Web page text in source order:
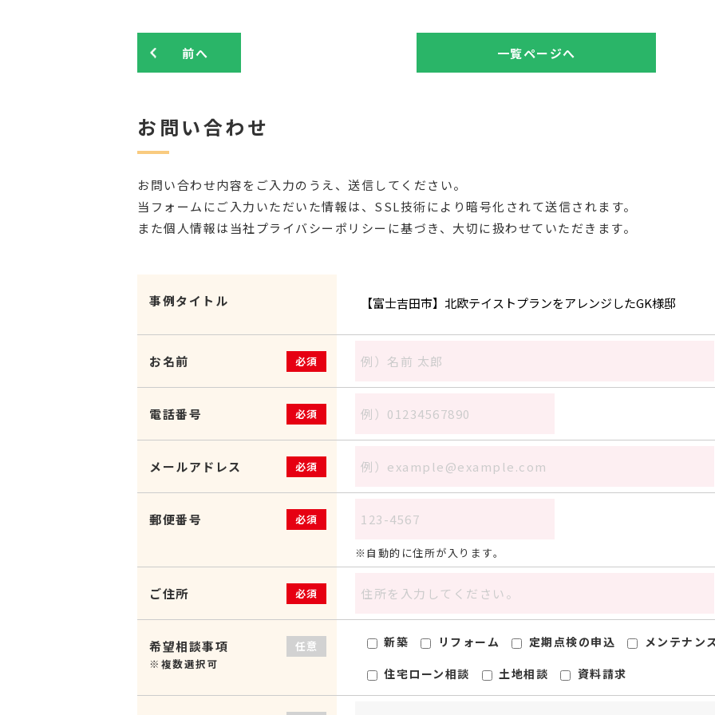
前へ 一覧ページへ
お問い合わせ
お問い合わせ内容をご入力のうえ、送信してください。
当フォームにご入力いただいた情報は、SSL技術により暗号化されて送信されます。
また個人情報は当社プライバシーポリシーに基づき、大切に扱わせていただきます。
事例タイトル
お名前 必須
電話番号 必須
メールアドレス 必須
郵便番号 必須
自動的に住所が入ります。
ご住所 必須
希望相談事項
※複数選択可
任意 新築 リフォーム 定期点検の申込
メンテナン
住宅ローン相談
土地相談 資料請求